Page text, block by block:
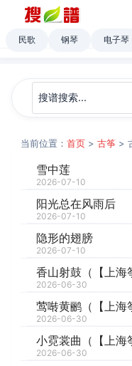
民歌 钢琴 电子琴
当前位置：首页 >古筝 >
雪中莲
2026-07-10
阳光总在风雨后
2026-07-10
隐形的翅膀
2026-07-10
香山射鼓（【上海
2026-06-30
莺啭黄鹂（【上海
2026-06-30
小霓裳曲（【上海
2026-06-30